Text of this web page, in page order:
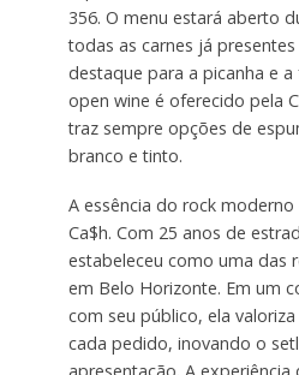
356. O menu estará aberto
todas as carnes já
destaque para a picanha e a
open wine é oferecido pela
traz sempre opções de
branco e tinto.
A essência do rock moderno
Ca$h. Com 25 anos de
estabeleceu como uma das
em Belo Horizonte. Em um
com seu público, ela
cada pedido, inovando o